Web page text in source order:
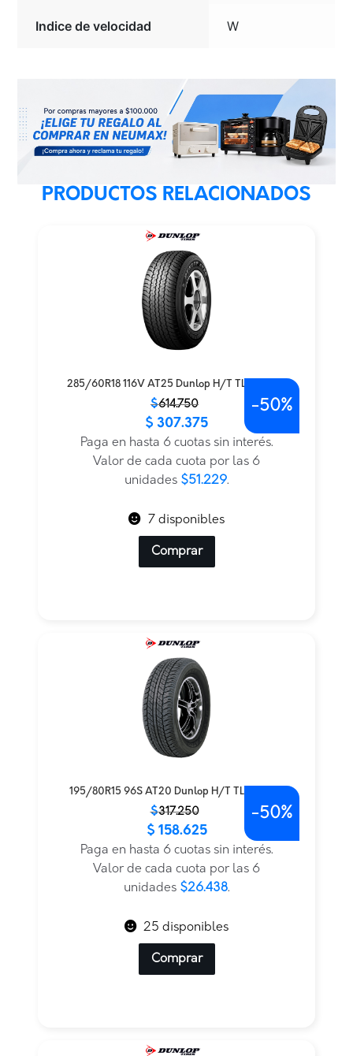
Indice de velocidad W
PRODUCTOS RELACIONADOS
285/60R18 116V AT25 Dunlop H/T TL BLK JAP
$614.750
original
actual
$ 307.375
Paga en hasta 6 cuotas sin interés.
Valor de cada cuota por las 6
unidades $51.229.
-50%
7 disponibles
Comprar
195/80R15 96S AT20 Dunlop H/T TL BLK JAP
$317.250
original
actual
$ 158.625
Paga en hasta 6 cuotas sin interés.
Valor de cada cuota por las 6
unidades $26.438.
-50%
25 disponibles
Comprar